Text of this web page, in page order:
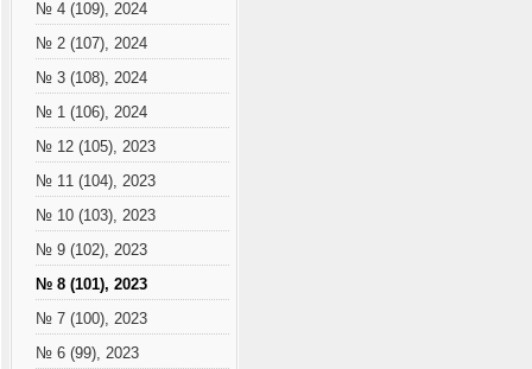
№ 4 (109), 2024
№ 2 (107), 2024
№ 3 (108), 2024
№ 1 (106), 2024
№ 12 (105), 2023
№ 11 (104), 2023
№ 10 (103), 2023
№ 9 (102), 2023
№ 8 (101), 2023
№ 7 (100), 2023
№ 6 (99), 2023